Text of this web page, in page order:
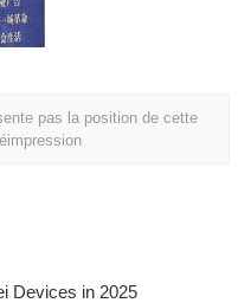
pas la position de cette
Devices in 2025